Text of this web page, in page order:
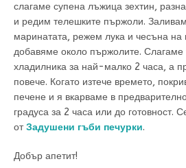
слагаме супена лъжица зехтин,
и редим телешките пържоли.
маринатата, режем лука и чесъна на
добавяме около пържолите. Слагаме
хладилника за най-малко 2 часа, а
повече. Когато изтече времето,
печене и я вкарваме в
градуса за 2 часа или до готовност.
отЗадушени гъби печурки.
Добър апетит!